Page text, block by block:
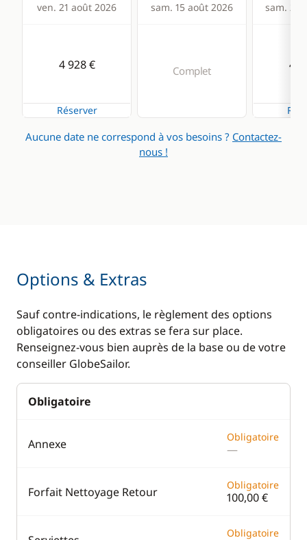
ven. 21 août 2026 sam. 15 août 2026 sam. 22
4 928 €
Réserver
Complet 4
Aucune date ne correspond à vos besoins ? Contactez-
nous !
Options & Extras
Sauf contre-indications, le règlement des options
obligatoires ou des extras se fera sur place.
Renseignez-vous bien auprès de la base ou de votre
conseiller GlobeSailor.
Obligatoire
Annexe Obligatoire
—
Forfait Nettoyage Retour Obligatoire
100,00 €
Obligatoire